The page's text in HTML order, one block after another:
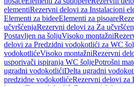
elementiRezervni delovi za Instalacioni
Elementi za bideeElementi za pisoare
učvršćenjaRezervni delovi za Za
Postavljen na šoljuVisoko montažni
delovi za Predzidni vodokotlići za WC
vodokotlićeVisoko montažniRezervni
usporivači ispiranja WC šoljePotrošni
ugradni vodokotlićiDelta ugradni
predzidne vodokotlićeRezervni delovi za